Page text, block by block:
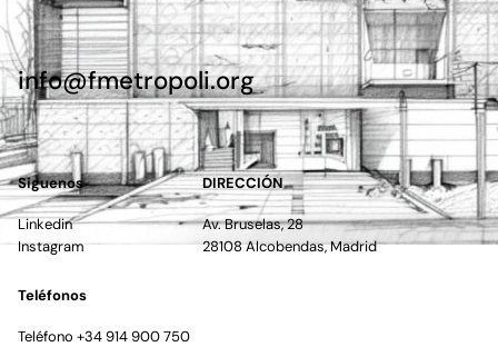
info@fmetropoli.org
Siguenos
Linkedin
Instagram
DIRECCIÓN
Av. Bruselas, 28
28108 Alcobendas, Madrid
Teléfonos
Teléfono +34 914 900 750